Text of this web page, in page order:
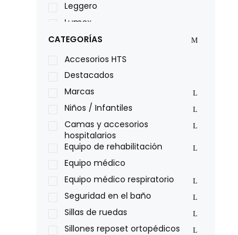
Leggero
Lumex
Medical Store
Nidek
Oxiplus
Philips
Pride
Roho
Sillas de ruedas Everest Jennings
Stealth products
Xiehe Medical
CATEGORÍAS
Accesorios HTS
Destacados
Marcas
Niños / Infantiles
Camas y accesorios
hospitalarios
Equipo de rehabilitación
Equipo médico
Equipo médico respiratorio
Seguridad en el baño
Sillas de ruedas
Sillones reposet ortopédicos